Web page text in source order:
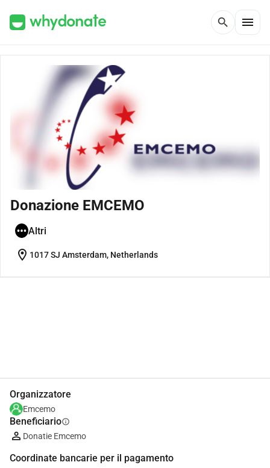
search menu
Donazione EMCEMO
Altri
location_on 1017 SJ Amsterdam, Netherlands
Organizzatore
Emcemo
Beneficiarioinfo
Donatie Emcemo
Coordinate bancarie per il pagamento